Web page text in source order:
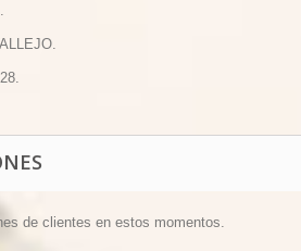
de clientes en estos momentos.